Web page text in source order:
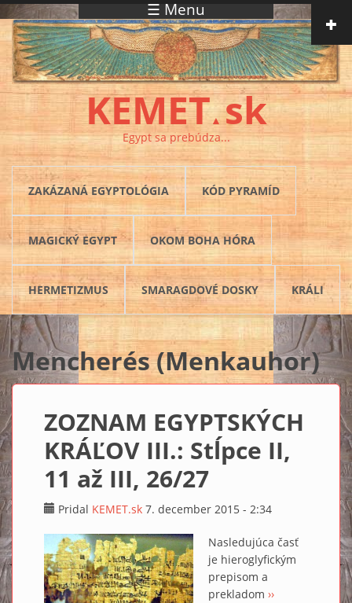
Skočiť na hlavný obsah ☰ Menu
KEMET▲ sk
Egypt sa prebúdza...
ZAKÁZANÁ EGYPTOLÓGIA KÓD PYRAMÍD
MAGICKÝ EGYPT OKOM BOHA HÓRA
HERMETIZMUS SMARAGDOVÉ DOSKY KRÁLI
Mencherés (Menkauhor)
ZOZNAM EGYPTSKÝCH
KRÁĽOV III.: Stĺpce II,
11 až III, 26/27
Pridal KEMET.sk 7. december 2015 - 2:34
Nasledujúca časť
je hieroglyfickým
prepisom a
prekladom ››